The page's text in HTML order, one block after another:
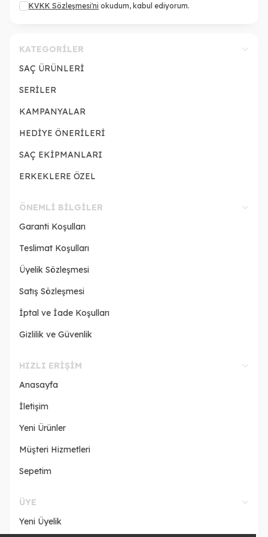
KVKK Sözleşmesi'ni okudum, kabul ediyorum.
KATEGORILER
SAÇ ÜRÜNLERİ
SERİLER
KAMPANYALAR
HEDİYE ÖNERİLERİ
SAÇ EKİPMANLARI
ERKEKLERE ÖZEL
ÖNEMLI BILGILER
Garanti Koşulları
Teslimat Koşulları
Üyelik Sözleşmesi
Satış Sözleşmesi
İptal ve İade Koşulları
Gizlilik ve Güvenlik
HIZLI ERIŞIM
Anasayfa
İletişim
Yeni Ürünler
Müşteri Hizmetleri
Sepetim
ÜYE
Yeni Üyelik